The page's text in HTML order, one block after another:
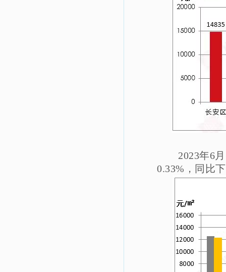
2023年6
0.33%，同比